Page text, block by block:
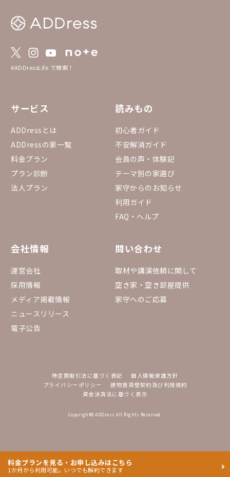
#ADDressLife で検索！
サービス
ADDressとは
ADDressの家一覧
料金プラン
プラン診断
法人プラン
読みもの
初心者ガイド
不安解消ガイド
会員の声・体験記
テーマ別の家選び
家守からのお知らせ
利用ガイド
FAQ・ヘルプ
会社情報
運営会社
採用情報
メディア掲載情報
ニュースリリース
電子公告
問い合わせ
取材や講演依頼に関して
空き家・空き部屋提供
家守へのご応募
特定商取引法に基づく表記
個人情報保護方針
プライバシーポリシー
建物賃貸借契約及び利用規約
資金決済法に基づく表示
Copyright© ADDress All Rights Reserved.
料金プランを見る・お申し込みはこちら
1か月から利用可能。いつでも解約できます